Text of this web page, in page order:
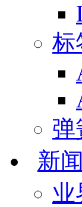
标
弹
新
业